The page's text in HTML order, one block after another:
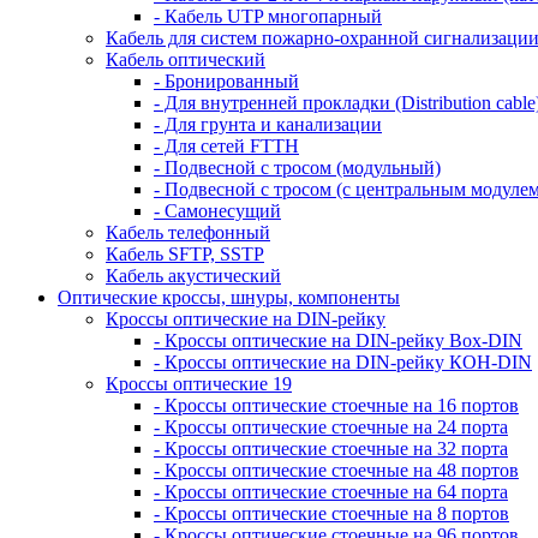
- Кабель UTP многопарный
Кабель для систем пожарно-охранной сигнализации
Кабель оптический
- Бронированный
- Для внутренней прокладки (Distribution
- Для грунта и канализации
- Для сетей FTTH
- Подвесной с тросом (модульный)
- Подвесной с тросом (с центральным
- Самонесущий
Кабель телефонный
Кабель SFTP, SSTP
Кабель акустический
Оптические кроссы, шнуры, компоненты
Кроссы оптические на DIN-рейку
- Кроссы оптические на DIN-рейку Box-DIN
- Кроссы оптические на DIN-рейку КОН-DIN
Кроссы оптические 19
- Кроссы оптические стоечные на 16 портов
- Кроссы оптические стоечные на 24 порта
- Кроссы оптические стоечные на 32 порта
- Кроссы оптические стоечные на 48 портов
- Кроссы оптические стоечные на 64 порта
- Кроссы оптические стоечные на 8 портов